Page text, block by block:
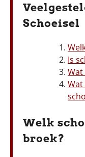
Schoeisel
Is
Wat
Welk
broek?